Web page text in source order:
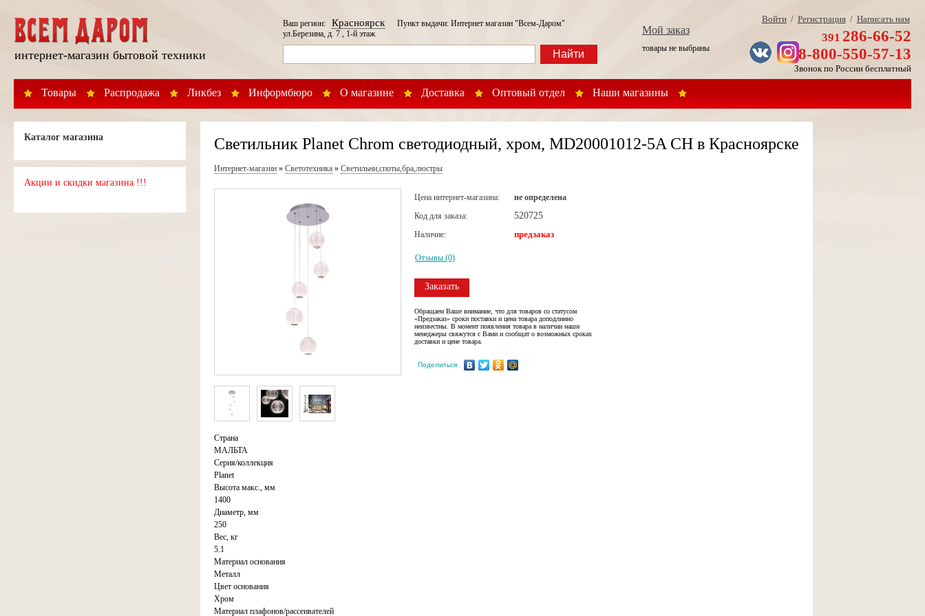
интернет-магазин бытовой техники
Товары Распродажа Ликбез Информбюро О магазине Доставка Оптовый отдел Наши магазины
Ваш регион:КрасноярскПункт выдачи: Интернет магазин "Всем-Даром"
ул.Березина, д. 7 , 1-й этаж
Найти
Мой заказ
товары не выбраны
Войти/ Регистрация/ Написать нам
391 286-66-52
8-800-550-57-13
Звонок по России бесплатный
Каталог магазина
Акции и скидки магазина !!!
Светильник Planet Chrom светодиодный, хром, MD20001012-5A CH в Красноярске
Интернет-магазин »Светотехника »Светильни,споты,бра,люстры
Цена интернет-магазина:
не определена
Код для заказа:
520725
Наличие: предзаказ
Отзывы (0)
Заказать
Обращаем Ваше внимание, что для товаров со статусом
«Предзаказ» сроки поставки и цена товара доподлинно
неизвестны. В момент появления товара в наличии наши
менеджеры свяжутся с Вами и сообщат о возможных сроках
доставки и цене товара.
Поделиться
Страна
МАЛЬТА
Серия/коллекция
Planet
Высота макс., мм
1400
Диаметр, мм
250
Вес, кг
5.1
Материал основания
Металл
Цвет основания
Хром
Материал плафонов/рассеивателей